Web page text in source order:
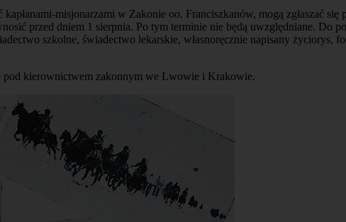
misjonarzami w Zakonie oo. Franciszkanów, mogą zgłaszać
dniem 1 sierpnia. Po tym terminie nie będą uwzględniane. Do
szkolne, świadectwo lekarskie, własnoręcznie napisany życiorys,
pod kierownictwem zakonnym we Lwowie i Krakowie.